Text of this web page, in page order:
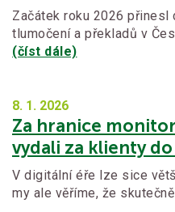
Začátek roku 2026 přinesl
tlumočení a překladů v
(číst dále)
8. 1. 2026
Za hranice
vydali za klienty do
V digitální éře lze sice
my ale věříme, že